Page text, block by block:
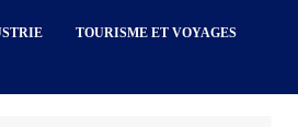
TOURISME ET VOYAGES